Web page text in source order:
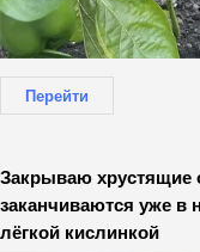
Перейти
Закрываю хрустящие
заканчиваются уже в
лёгкой кислинкой